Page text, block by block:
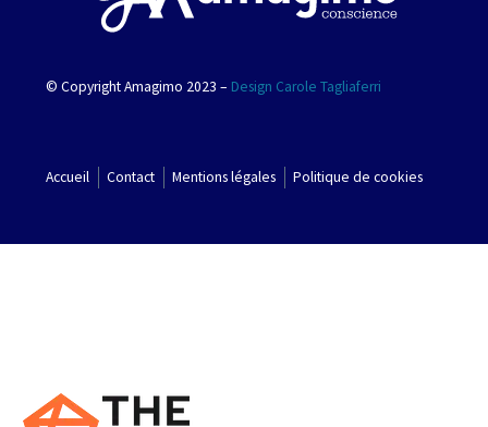
© Copyright Amagimo 2023 – Design Carole Tagliaferri
Accueil Contact Mentions légales Politique de cookies